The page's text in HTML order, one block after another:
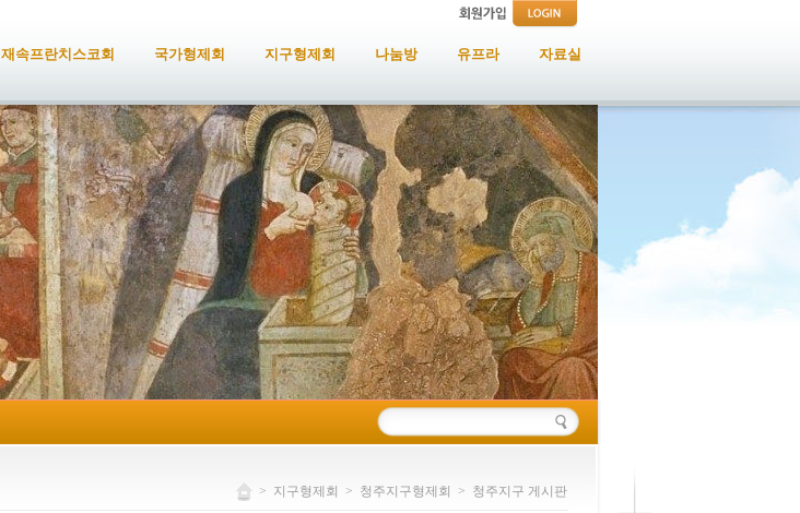
재속프란치스코회 국가형제회 지구형제회 나눔방 유프라 자료실
> 지구형제회 > 청주지구형제회 > 청주지구 게시판